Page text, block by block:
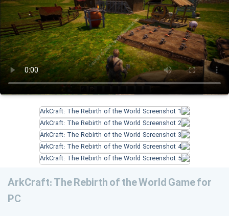
ArkCraft: The Rebirth of the World Game for
PC